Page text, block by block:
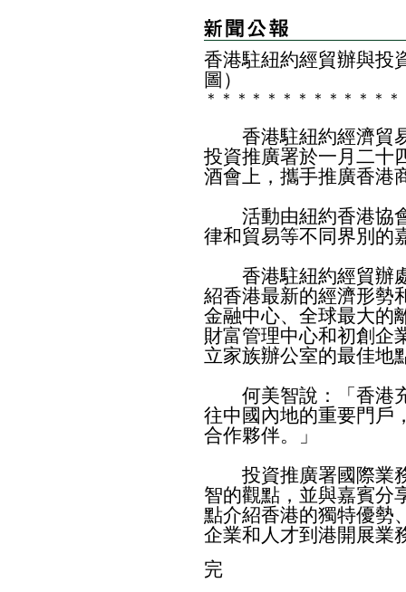
香港駐紐約經貿辦與投
圖）
＊ ＊ ＊ ＊ ＊ ＊ ＊ ＊ ＊ ＊ ＊ ＊ ＊
香港駐紐約經濟貿易
投資推廣署於一月二十
酒會上，攜手推廣香港
活動由紐約香港協會
律和貿易等不同界別的
香港駐紐約經貿辦處
紹香港最新的經濟形勢
金融中心、全球最大的
財富管理中心和初創企
立家族辦公室的最佳地
何美智說：「香港充
往中國內地的重要門戶
合作夥伴。」
投資推廣署國際業務
智的觀點，並與嘉賓分
點介紹香港的獨特優勢
企業和人才到港開展業
完